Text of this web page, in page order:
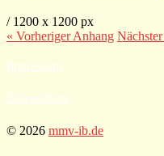
/ 1200 x 1200 px
« VorherigerAnhang Nächster
Impressum
Datenschutz
© 2026 mmv-ib.de